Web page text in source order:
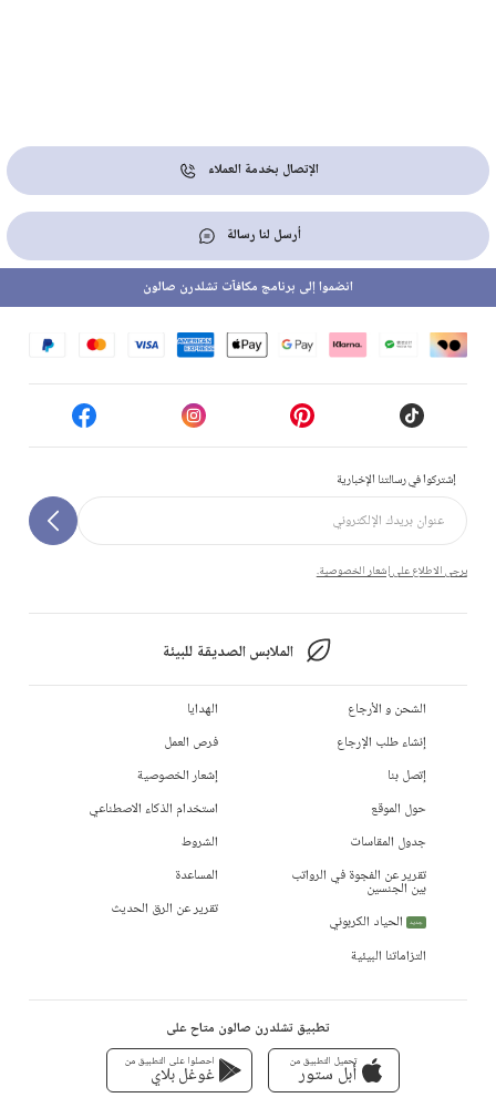
الإتصال بخدمة العملاء
أرسل لنا رسالة
إشتركوا في رسالتنا الإخبارية
يرجى الاطلاع على إشعار الخصوصية.
الملابس الصديقة للبيئة
انضموا إلى برنامج مكافآت تشلدرن صالون
الشحن و الأرجاع
إنشاء طلب الإرجاع
إتصل بنا
حول الموقع
جدول المقاسات
تقرير عن الفجوة في الرواتب
بين الجنسين
جديد
الحياد الكربوني
التزاماتنا البيئية
الهدايا
فرص العمل
إشعار الخصوصية
استخدام الذكاء الاصطناعي
الشروط
المساعدة
تقرير عن الرق الحديث
تطبيق تشلدرن صالون متاح على
تحميل التطبيق من
أبل ستور
احصلوا على التطبيق من
غوغل بلاي